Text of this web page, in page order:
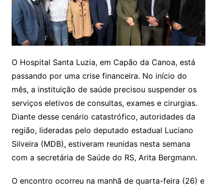
O Hospital Santa Luzia, em Capão da Canoa, está
passando por uma crise financeira. No início do
mês, a instituição de saúde precisou suspender os
serviços eletivos de consultas, exames e cirurgias.
Diante desse cenário catastrófico, autoridades da
região, lideradas pelo deputado estadual Luciano
Silveira (MDB), estiveram reunidas nesta semana
com a secretária de Saúde do RS, Arita Bergmann.
O encontro ocorreu na manhã de quarta-feira (26) e